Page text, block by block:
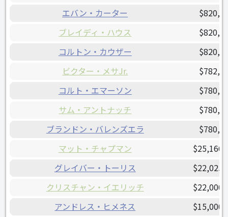
エバン・カーター
ブレイディ・ハウス
コルトン・カウザー
ビクター・メサJr.
コルト・エマーソン
サム・アントナッチ
ブランドン・バレンズエラ
マット・チャプマン
グレイバー・トーリス
クリスチャン・イエリッチ
アンドレス・ヒメネス